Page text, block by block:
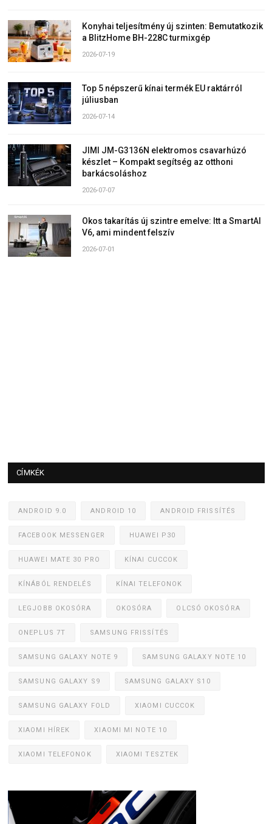
Konyhai teljesítmény új szinten: Bemutatkozik
a BlitzHome BH-228C turmixgép
2026-07-19
Top 5 népszerű kínai termék EU raktárról
júliusban
2026-07-14
JIMI JM-G3136N elektromos csavarhúzó
készlet – Kompakt segítség az otthoni
barkácsoláshoz
2026-07-07
Okos takarítás új szintre emelve: Itt a SmartAI
V6, ami mindent felszív
2026-07-01
CÍMKÉK
ANDROID 9.0 ANDROID 10 ANDROID FRISSÍTÉS
FACEBOOK MESSENGER HUAWEI P30
HUAWEI MATE 30 PRO KÍNAI CUCCOK
KÍNÁBÓL RENDELÉS KÍNAI TELEFONOK
LEGJOBB OKOSÓRA OKOSÓRA OLCSÓ OKOSÓRA
ONEPLUS 7T SAMSUNG FRISSÍTÉS
SAMSUNG GALAXY NOTE 9 SAMSUNG GALAXY NOTE 10
SAMSUNG GALAXY S9 SAMSUNG GALAXY S10
SAMSUNG GALAXY FOLD XIAOMI CUCCOK
XIAOMI HÍREK XIAOMI MI NOTE 10
XIAOMI TELEFONOK XIAOMI TESZTEK